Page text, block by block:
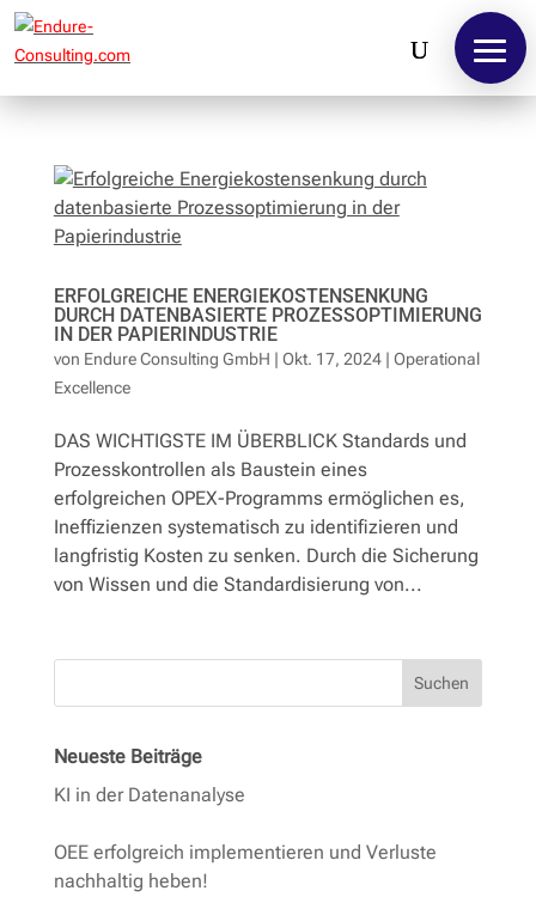
Home
Leistungen
Fallstudien
Referenzen
Lösungen
Newsletter
ERFOLGREICHE ENERGIEKOSTENSENKUNG
DURCH DATENBASIERTE PROZESSOPTIMIERUNG
IN DER PAPIERINDUSTRIE
von Endure Consulting GmbH | Okt. 17, 2024| Operational
Excellence
DAS WICHTIGSTE IM ÜBERBLICK Standards und
Prozesskontrollen als Baustein eines
erfolgreichen OPEX-Programms ermöglichen es,
Ineffizienzen systematisch zu identifizieren und
langfristig Kosten zu senken. Durch die Sicherung
von Wissen und die Standardisierung von...
Suchen
Neueste Beiträge
KI in der Datenanalyse
OEE erfolgreich implementieren und Verluste
nachhaltig heben!